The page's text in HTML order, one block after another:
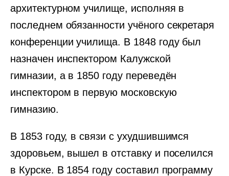
архитектурном училище, исполняя в
последнем обязанности учёного секретаря
конференции училища. В 1848 году был
назначен инспектором Калужской
гимназии, а в 1850 году переведён
инспектором в первую московскую
гимназию.
В 1853 году, в связи с ухудшившимся
здоровьем, вышел в отставку и поселился
в Курске. В 1854 году составил программу